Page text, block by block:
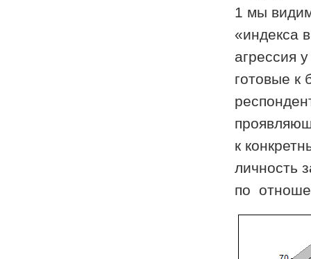
1 мы
«индекса
агрессия
готовые
к
личность
по